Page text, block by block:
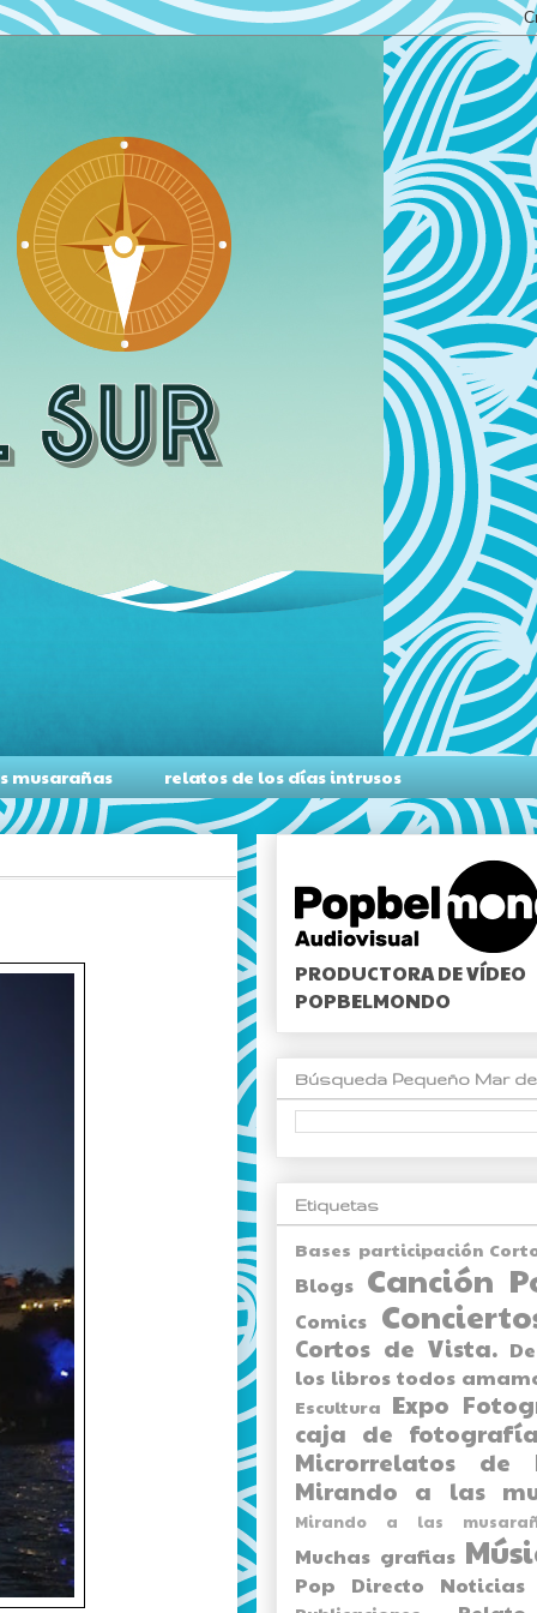
musarañas relatos de los días intrusos
PRODUCTORA DE VÍDEO
POPBELMONDO
Búsqueda Pequeño Mar
Etiquetas
Bases participación
Blogs Canción
Comics
Cortos de Vista.
los libros todos
Escultura Expo
caja de
Microrrelatos de
Mirando a las
Mirando a las
Muchas grafias
Pop Directo Noticias